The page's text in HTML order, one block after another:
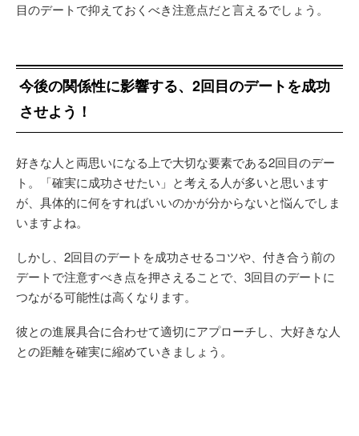
目のデートで抑えておくべき注意点だと言えるでしょう。
今後の関係性に影響する、2回目のデートを成功
させよう！
好きな人と両思いになる上で大切な要素である2回目のデー
ト。「確実に成功させたい」と考える人が多いと思います
が、具体的に何をすればいいのかが分からないと悩んでしま
いますよね。
しかし、2回目のデートを成功させるコツや、付き合う前の
デートで注意すべき点を押さえることで、3回目のデートに
つながる可能性は高くなります。
彼との進展具合に合わせて適切にアプローチし、大好きな人
との距離を確実に縮めていきましょう。